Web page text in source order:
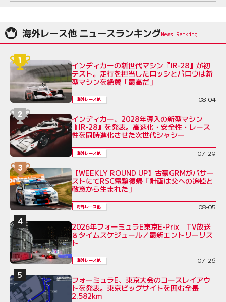
海外レース他 ニュースランキング
インディカーの新世代マシン『IR-28』が初
テスト。走行を担当したロッシとパロウは新
型マシンを絶賛「最高だ」
海外レース他 08-04
インディカー、2028年導入の新型マシン
『IR-28』を発表。高速化・安全性・レース
性を同時進化させた次世代シャシー
海外レース他 07-29
【WEEKLY ROUND UP】古豪GRMがバサー
ストにてRSC電撃復帰「計画は父への追悼と
敬意から生まれた」
海外レース他 08-05
2026年フォーミュラE東京E-Prix TV放送
＆タイムスケジュール／最新エントリーリス
ト
海外レース他 07-26
フォーミュラE、東京大会のコースレイアウ
トを発表。東京ビッグサイトを囲む全長
2.582km